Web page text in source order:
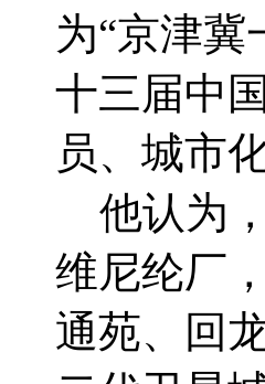
为“京津
十三届中
员、城市
他认为
维尼纶厂
通苑、回